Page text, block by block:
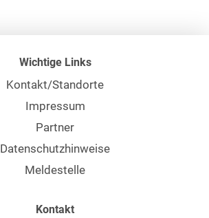
Wichtige Links
Kontakt/Standorte
Impressum
Partner
Datenschutzhinweise
Meldestelle
Kontakt